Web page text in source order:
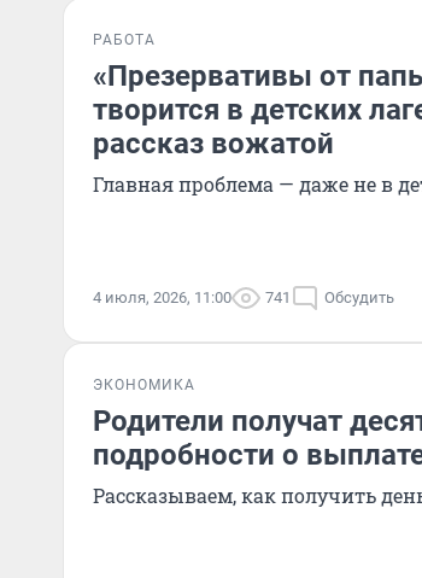
РАБОТА
«Презервативы от
творится в детских
рассказ вожатой
Главная проблема — даже не в
4 июля, 2026, 11:00 741 Обсудить
ЭКОНОМИКА
Родители получат
подробности о
Рассказываем, как получить